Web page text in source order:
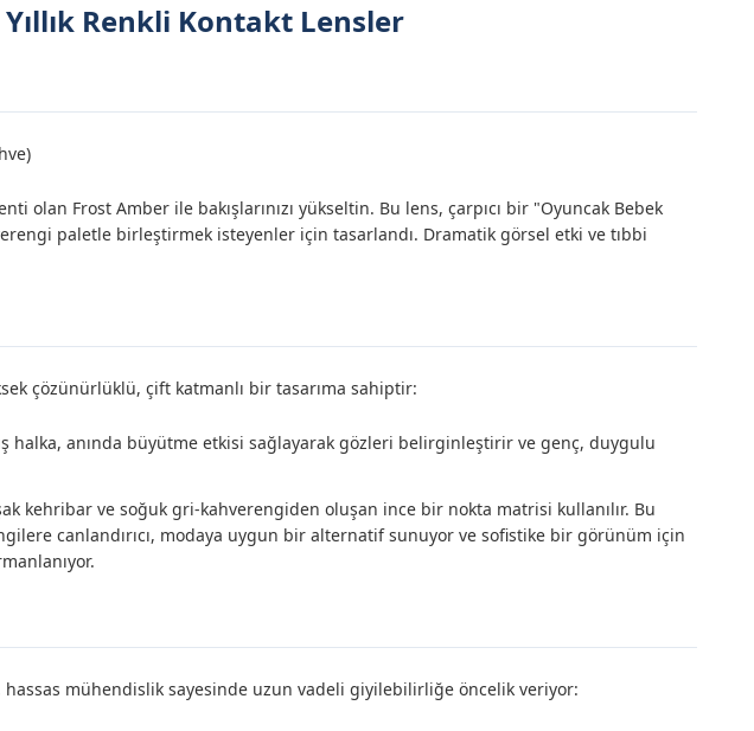
Renkli Kontakt Lensler
olan Frost Amber ile bakışlarınızı yükseltin. Bu lens, çarpıcı bir "Oyuncak Bebek
paletle birleştirmek isteyenler için tasarlandı. Dramatik görsel etki ve tıbbi
çözünürlüklü, çift katmanlı bir tasarıma sahiptir:
halka, anında büyütme etkisi sağlayarak gözleri belirginleştirir ve genç, duygulu
kehribar ve soğuk gri-kahverengiden oluşan ince bir nokta matrisi kullanılır. Bu
canlandırıcı, modaya uygun bir alternatif sunuyor ve sofistike bir görünüm için
hassas mühendislik sayesinde uzun vadeli giyilebilirliğe öncelik veriyor: